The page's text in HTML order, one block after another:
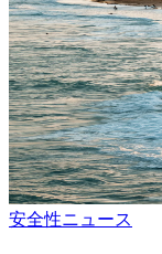
安全性ニュース